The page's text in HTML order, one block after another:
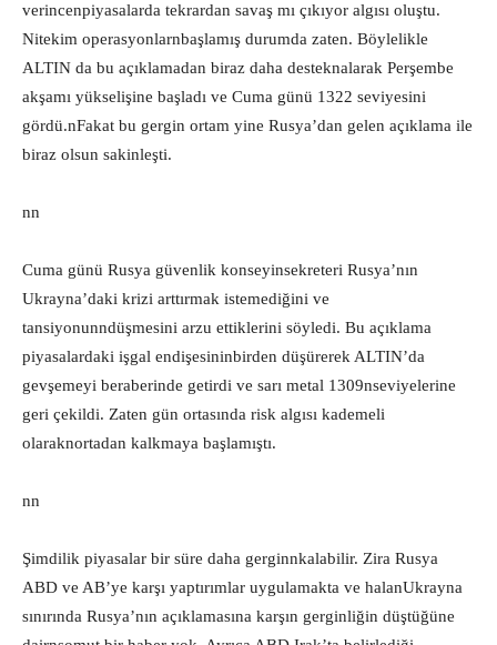
verincenpiyasalarda tekrardan savaş mı çıkıyor algısı oluştu.
Nitekim operasyonlarnbaşlamış durumda zaten. Böylelikle
ALTIN da bu açıklamadan biraz daha desteknalarak Perşembe
akşamı yükselişine başladı ve Cuma günü 1322 seviyesini
gördü.nFakat bu gergin ortam yine Rusya’dan gelen açıklama ile
biraz olsun sakinleşti.
nn
Cuma günü Rusya güvenlik konseyinsekreteri Rusya’nın
Ukrayna’daki krizi arttırmak istemediğini ve
tansiyonunndüşmesini arzu ettiklerini söyledi. Bu açıklama
piyasalardaki işgal endişesininbirden düşürerek ALTIN’da
gevşemeyi beraberinde getirdi ve sarı metal 1309nseviyelerine
geri çekildi. Zaten gün ortasında risk algısı kademeli
olaraknortadan kalkmaya başlamıştı.
nn
Şimdilik piyasalar bir süre daha gerginnkalabilir. Zira Rusya
ABD ve AB’ye karşı yaptırımlar uygulamakta ve halanUkrayna
sınırında Rusya’nın açıklamasına karşın gerginliğin düştüğüne